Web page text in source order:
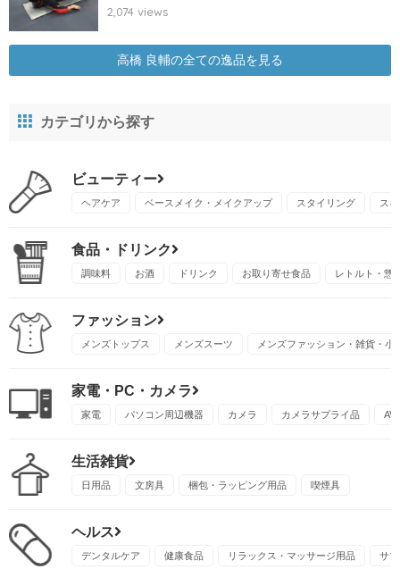
2,074 views
高橋 良輔の全ての逸品を見る
カテゴリから探す
ビューティー
ヘアケア ベースメイク・メイクアップ スタイリング ス
食品・ドリンク
調味料 お酒 ドリンク お取り寄せ食品 レトルト・惣
ファッション
メンズトップス メンズスーツ メンズファッション・雑貨・小
家電・PC・カメラ
家電 パソコン周辺機器 カメラ カメラサプライ品 AV
生活雑貨
日用品 文房具 梱包・ラッピング用品 喫煙具
ヘルス
デンタルケア 健康食品 リラックス・マッサージ用品 サ